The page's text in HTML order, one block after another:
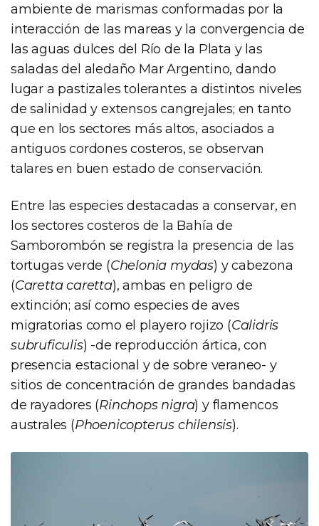
ambiente de marismas conformadas por la
interacción de las mareas y la convergencia de
las aguas dulces del Río de la Plata y las
saladas del aledaño Mar Argentino, dando
lugar a pastizales tolerantes a distintos niveles
de salinidad y extensos cangrejales; en tanto
que en los sectores más altos, asociados a
antiguos cordones costeros, se observan
talares en buen estado de conservación.
Entre las especies destacadas a conservar, en
los sectores costeros de la Bahía de
Samborombón se registra la presencia de las
tortugas verde (Chelonia mydas) y cabezona
(Caretta caretta), ambas en peligro de
extinción; así como especies de aves
migratorias como el playero rojizo (Calidris
subruficulis) -de reproducción ártica, con
presencia estacional y de sobre veraneo- y
sitios de concentración de grandes bandadas
de rayadores (Rinchops nigra) y flamencos
australes (Phoenicopterus chilensis).